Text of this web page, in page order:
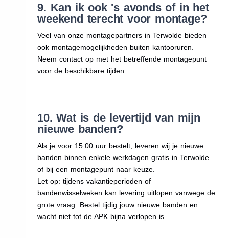
9. Kan ik ook 's avonds of in het
weekend terecht voor montage?
Veel van onze montagepartners in Terwolde bieden
ook montagemogelijkheden buiten kantooruren.
Neem contact op met het betreffende montagepunt
voor de beschikbare tijden.
10. Wat is de levertijd van mijn
nieuwe banden?
Als je voor 15:00 uur bestelt, leveren wij je nieuwe
banden binnen enkele werkdagen gratis in Terwolde
of bij een montagepunt naar keuze.
Let op: tijdens vakantieperioden of
bandenwisselweken kan levering uitlopen vanwege de
grote vraag. Bestel tijdig jouw nieuwe banden en
wacht niet tot de APK bijna verlopen is.